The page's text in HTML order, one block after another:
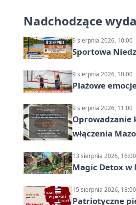
Nadchodzące
9 sierpnia 2026, 10:00
Sportowa
9 sierpnia 2026, 10:00
Plażowe
9 sierpnia 2026, 11:00
Oprowadzanie
włączenia
13 sierpnia 2026, 16:00
Magic Detox
15 sierpnia 2026, 18:00
Patriotyczne